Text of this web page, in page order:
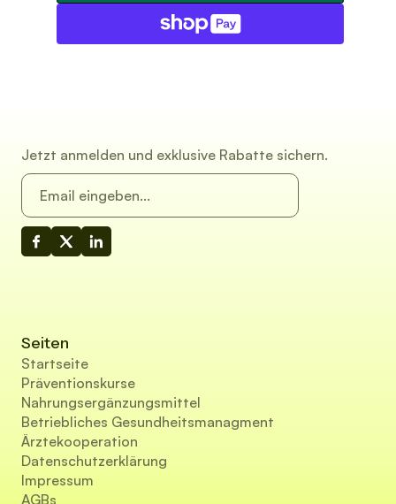
Jetzt anmelden und exklusive Rabatte sichern.
Seiten
Startseite
Präventionskurse
Nahrungsergänzungsmittel
Betriebliches Gesundheitsmanagment
Ärztekooperation
Datenschutzerklärung
Impressum
AGBs